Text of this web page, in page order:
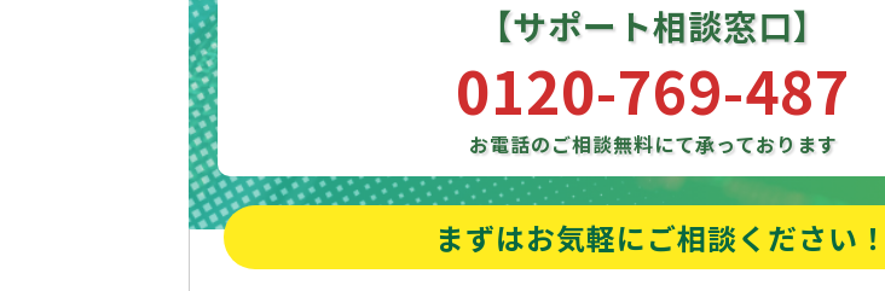
【サポート相談窓口】
0120-769-487
お電話のご相談無料にて承っております
まずはお気軽にご相談ください！